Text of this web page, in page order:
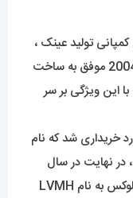
دارای کمپانی تولید عینک ،
ساعت و تلفن به نام هویر بوده که در سال 2004 موفق به ساخت
این ویژگی بر سر
گارد خریداری شد که نام
در نهایت در سال
1999 به یک شرکت فرانسوی با محصلاتی لوکس به نام LVMH